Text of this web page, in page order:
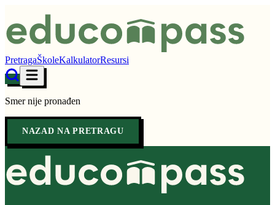
PretragaŠkoleKalkulatorResursi
Smer nije pronađen
NAZAD NA PRETRAGU